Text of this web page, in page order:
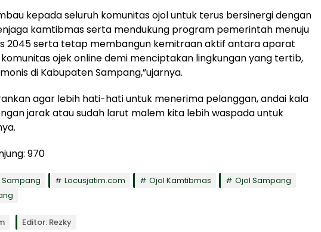
kepada seluruh komunitas ojol untuk terus bersinergi dengan
kamtibmas serta mendukung program pemerintah menuju
2045 serta tetap membangun kemitraan aktif antara aparat
ojek online demi menciptakan lingkungan yang tertib,
di Kabupaten Sampang,”ujarnya.
agar lebih hati-hati untuk menerima pelanggan, andai kala
jarak atau sudah larut malem kita lebih waspada untuk
970
Sampang Locusjatim.com Ojol Kamtibmas
Ojol Sampang
Editor: Rezky